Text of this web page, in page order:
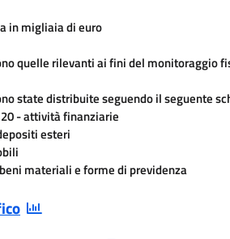
in migliaia di euro
state distribuite seguendo il seguente
20 - attività finanziarie
esteri
materiali e forme di previdenza